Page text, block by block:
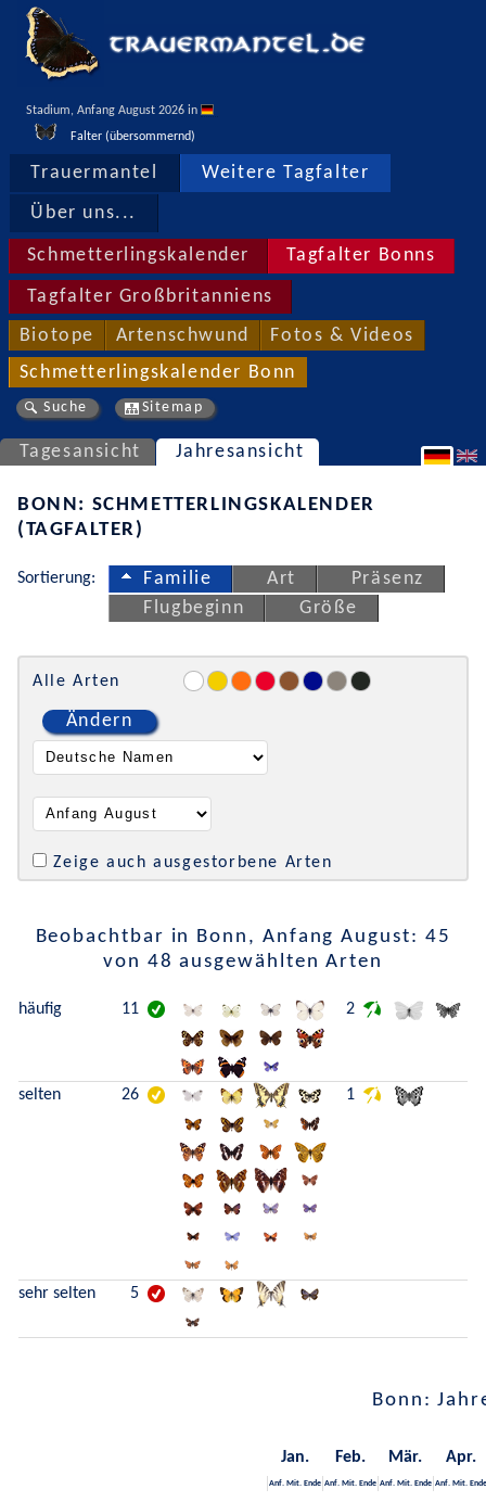
Stadium, Anfang August 2026 in
Falter (übersommernd)
Trauermantel Weitere Tagfalter
Über uns...
Schmetterlingskalender Tagfalter Bonns
Tagfalter Großbritanniens
Biotope Artenschwund Fotos & Videos
Schmetterlingskalender Bonn
Suche Sitemap
Tagesansicht Jahresansicht
BONN: SCHMETTERLINGSKALENDER
(TAGFALTER)
Sortierung: Familie Art
Präsenz
Flugbeginn
Größe
Alle Arten
Ändern
Zeige auch ausgestorbene Arten
Beobachtbar in Bonn, Anfang August: 45
von 48 ausgewählten Arten
häufig 11 2
selten 26 1
sehr selten 5
Bonn:
Jan. Feb. Mär. Apr.
Anf. Mit. Ende Anf. Mit. Ende Anf. Mit. Ende Anf. Mit. Ende